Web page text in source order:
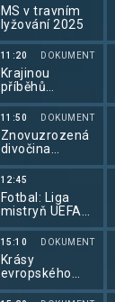
MS v travním
lyžování 2025
11:20 DOKUMENT
Krajinou
příběhů
českých hradů
známých i
neznámých III
(6/10)
11:50 DOKUMENT
Znovuzrozená
divočina
Skalnatých
hor: Od
Yellowstonu k
Yukonu (4/4)
12:45
Fotbal: Liga
mistryň UEFA
2025/2026
15:10 DOKUMENT
Krásy
evropského
pobřeží